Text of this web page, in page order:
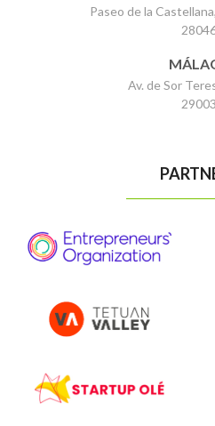
Paseo de la
Av. de Sor
29003